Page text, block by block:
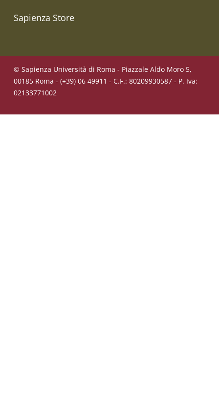
Sapienza Store
© Sapienza Università di Roma - Piazzale Aldo Moro 5,
00185 Roma - (+39) 06 49911 - C.F.: 80209930587 - P. Iva:
02133771002